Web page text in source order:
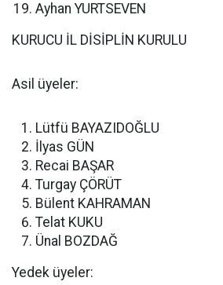
Ayhan YURTSEVEN
KURUCU İL DİSİPLİN KURULU
Asil üyeler:
Lütfü BAYAZIDOĞLU
İlyas GÜN
Recai BAŞAR
Turgay ÇÖRÜT
Bülent KAHRAMAN
Telat KUKU
Ünal BOZDAĞ
Yedek üyeler: